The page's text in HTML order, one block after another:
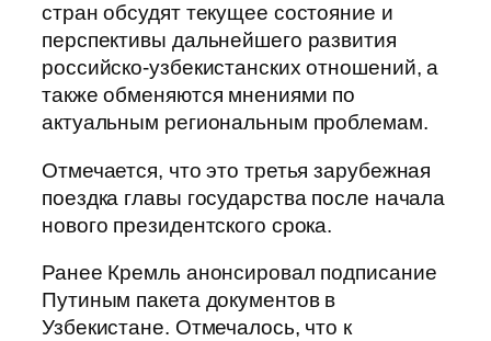
стран обсудят текущее состояние и
перспективы дальнейшего развития
российско-узбекистанских отношений, а
также обменяются мнениями по
актуальным региональным проблемам.
Отмечается, что это третья зарубежная
поездка главы государства после начала
нового президентского срока.
Ранее Кремль анонсировал подписание
Путиным пакета документов в
Узбекистане. Отмечалось, что к